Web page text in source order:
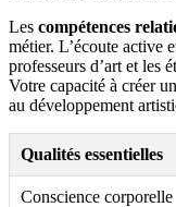
Les compétences
métier. L’écoute active
professeurs d’art et les
Votre capacité à créer
au développement
Qualités essentielles
Conscience corporelle